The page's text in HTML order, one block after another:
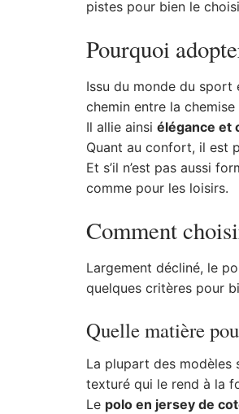
pistes pour bien le
Pourquoi
Issu du monde du
chemin entre la
Il allie ainsi élégance et
Quant au confort, il est
Et s’il n’est pas aussi
comme pour les loisirs.
Comment
Largement décliné, le
quelques critères pour
Quelle matière
La plupart des modèles
texturé qui le rend à la
Le polo en jersey de